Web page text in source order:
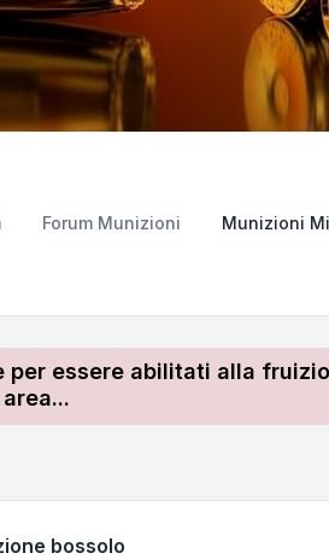
Forum Munizioni Munizioni
per essere abilitati alla
bossolo